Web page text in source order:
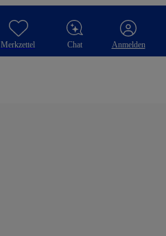
Merkzettel Chat Anmelden